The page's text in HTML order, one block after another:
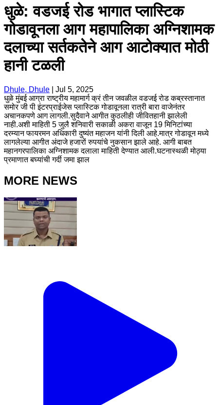
धुळे: वडजई रोड भागात प्लास्टिक
गोडावूनला आग महापालिका अग्निशामक
दलाच्या सर्तकतेने आग आटोक्यात मोठी
हानी टळली
Dhule, Dhule
Jul 5, 2025
धुळे मुंबई आग्रा राष्ट्रीय महामार्ग क्रं तीन जवळील वडजई रोड कब्रस्तानात
समोर जी पी इंटरप्राईजेस प्लास्टिक गोडावूनला रात्री बारा वाजेनंतर
अचानकपणे आग लागली.सुदैवाने आगीत कुठलीही जीवितहानी झालेली
नाही.अशी माहिती 5 जुलै शनिवारी सकाळी अकरा वाजून 19 मिनिटांच्या
दरम्यान फायरमन अधिकारी दुष्यंत महाजन यांनी दिली आहे.मात्र गोडावून मध्ये
लागलेल्या आगीत अंदाजे हजारों रुपयांचे नुकसान झाले आहे. आगी बाबत
महानगरपालिका अग्निशामक दलाला माहिती देण्यात आली.घटनास्थळी मोठ्या
प्रमाणात बघ्यांची गर्दी जमा झाल
MORE NEWS